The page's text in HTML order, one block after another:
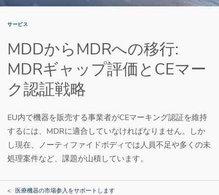
サービス
MDDからMDRへの移行:
MDRギャップ評価とCEマー
ク認証戦略
EU内で機器を販売する事業者がCEマーキング認証を維持
するには、MDRに適合していなければなりません。しか
し現在、ノーティファイドボディでは人員不足や多くの未
処理案件など、課題が山積しています。
医療機器の市場参入をサポートします